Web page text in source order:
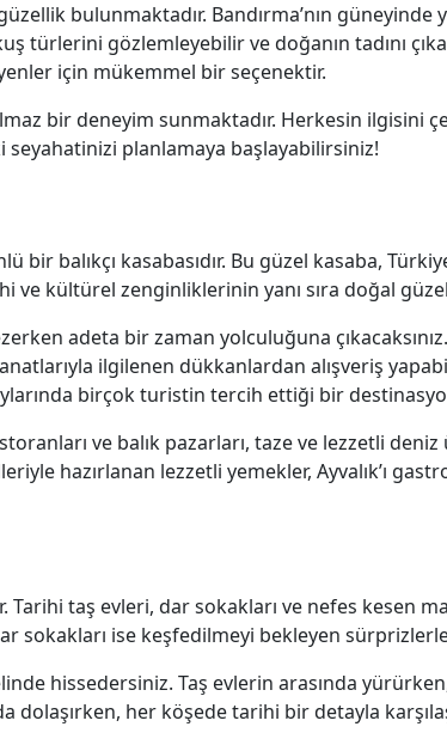
bulunmaktadır. Bandırma’nın güneyinde
gözlemleyebilir ve doğanın tadını
için mükemmel bir seçenektir.
bir deneyim sunmaktadır. Herkesin ilgisini
seyahatinizi planlamaya başlayabilirsiniz!
balıkçı kasabasıdır. Bu güzel kasaba,
ve kültürel zenginliklerinin yanı sıra doğal
adeta bir zaman yolculuğuna
ilgilenen dükkanlardan alışveriş
birçok turistin tercih ettiği bir
ve balık pazarları, taze ve lezzetli
hazırlanan lezzetli yemekler, Ayvalık’ı
taş evleri, dar sokakları ve nefes kesen
sokakları ise keşfedilmeyi bekleyen
hissedersiniz. Taş evlerin arasında
dolaşırken, her köşede tarihi bir detayla